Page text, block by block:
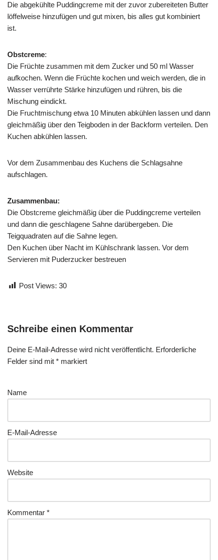
Die abgekühlte Puddingcreme mit der zuvor zubereiteten Butter
löffelweise hinzufügen und gut mixen, bis alles gut kombiniert
ist.
Obstcreme:
Die Früchte zusammen mit dem Zucker und 50 ml Wasser
aufkochen. Wenn die Früchte kochen und weich werden, die in
Wasser verrührte Stärke hinzufügen und rühren, bis die
Mischung eindickt.
Die Fruchtmischung etwa 10 Minuten abkühlen lassen und dann
gleichmäßig über den Teigboden in der Backform verteilen. Den
Kuchen abkühlen lassen.
Vor dem Zusammenbau des Kuchens die Schlagsahne
aufschlagen.
Zusammenbau:
Die Obstcreme gleichmäßig über die Puddingcreme verteilen
und dann die geschlagene Sahne darübergeben. Die
Teigquadraten auf die Sahne legen.
Den Kuchen über Nacht im Kühlschrank lassen. Vor dem
Servieren mit Puderzucker bestreuen
Post Views: 30
Schreibe einen Kommentar
Deine E-Mail-Adresse wird nicht veröffentlicht. Erforderliche
Felder sind mit * markiert
Name
E-Mail-Adresse
Website
Kommentar *